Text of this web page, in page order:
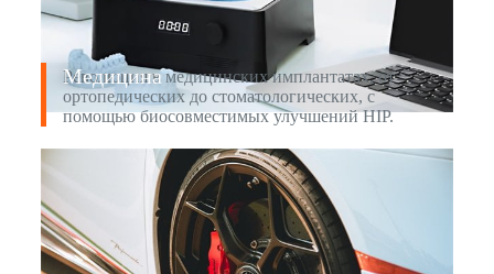
Медицина
Революция в медицинских имплантатах, от
ортопедических до стоматологических, с
помощью биосовместимых улучшений HIP.